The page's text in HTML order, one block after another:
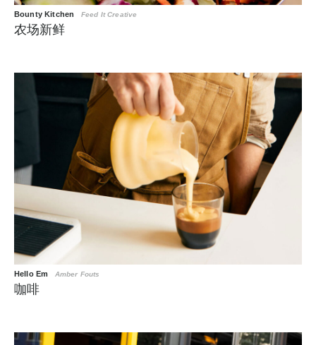
Bounty Kitchen Feed It Creative
农场新鲜
Hello Em Amber Fouts
咖啡